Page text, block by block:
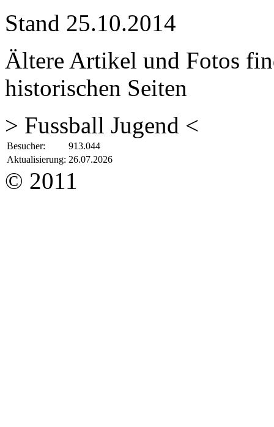
Stand 25.10.2014
Ältere Artikel und Fotos
historischen Seiten
> Fussball Jugend <
Besucher:
913.044
Aktualisierung: 26.07.2026
© 2011